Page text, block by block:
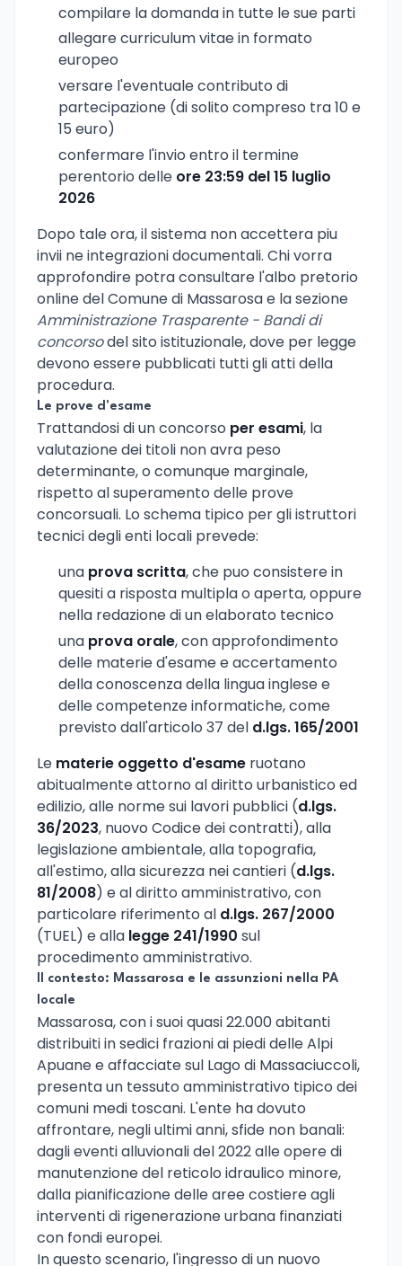
compilare la domanda in tutte le sue parti
allegare curriculum vitae in formato
europeo
versare l'eventuale contributo di
partecipazione (di solito compreso tra 10 e
15 euro)
confermare l'invio entro il termine
perentorio delle ore 23:59 del 15 luglio
2026
Dopo tale ora, il sistema non accettera piu
invii ne integrazioni documentali. Chi vorra
approfondire potra consultare l'albo pretorio
online del Comune di Massarosa e la sezione
Amministrazione Trasparente - Bandi di
concorsodel sito istituzionale, dove per legge
devono essere pubblicati tutti gli atti della
procedura.
Le prove d'esame
Trattandosi di un concorso per esami, la
valutazione dei titoli non avra peso
determinante, o comunque marginale,
rispetto al superamento delle prove
concorsuali. Lo schema tipico per gli istruttori
tecnici degli enti locali prevede:
una prova scritta, che puo consistere in
quesiti a risposta multipla o aperta, oppure
nella redazione di un elaborato tecnico
una prova orale, con approfondimento
delle materie d'esame e accertamento
della conoscenza della lingua inglese e
delle competenze informatiche, come
previsto dall'articolo 37 del d.lgs. 165/2001
Le materie oggetto d'esame ruotano
abitualmente attorno al diritto urbanistico ed
edilizio, alle norme sui lavori pubblici (d.lgs.
36/2023, nuovo Codice dei contratti), alla
legislazione ambientale, alla topografia,
all'estimo, alla sicurezza nei cantieri (d.lgs.
81/2008) e al diritto amministrativo, con
particolare riferimento al d.lgs. 267/2000
(TUEL) e alla legge 241/1990 sul
procedimento amministrativo.
Il contesto: Massarosa e le assunzioni nella PA
locale
Massarosa, con i suoi quasi 22.000 abitanti
distribuiti in sedici frazioni ai piedi delle Alpi
Apuane e affacciate sul Lago di Massaciuccoli,
presenta un tessuto amministrativo tipico dei
comuni medi toscani. L'ente ha dovuto
affrontare, negli ultimi anni, sfide non banali:
dagli eventi alluvionali del 2022 alle opere di
manutenzione del reticolo idraulico minore,
dalla pianificazione delle aree costiere agli
interventi di rigenerazione urbana finanziati
con fondi europei.
In questo scenario, l'ingresso di un nuovo